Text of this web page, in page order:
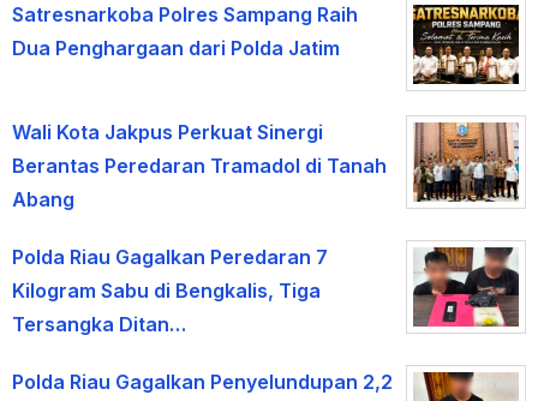
Satresnarkoba Polres Sampang Raih
Dua Penghargaan dari Polda Jatim
Wali Kota Jakpus Perkuat Sinergi
Berantas Peredaran Tramadol di Tanah
Abang
Polda Riau Gagalkan Peredaran 7
Kilogram Sabu di Bengkalis, Tiga
Tersangka Ditan…
Polda Riau Gagalkan Penyelundupan 2,2